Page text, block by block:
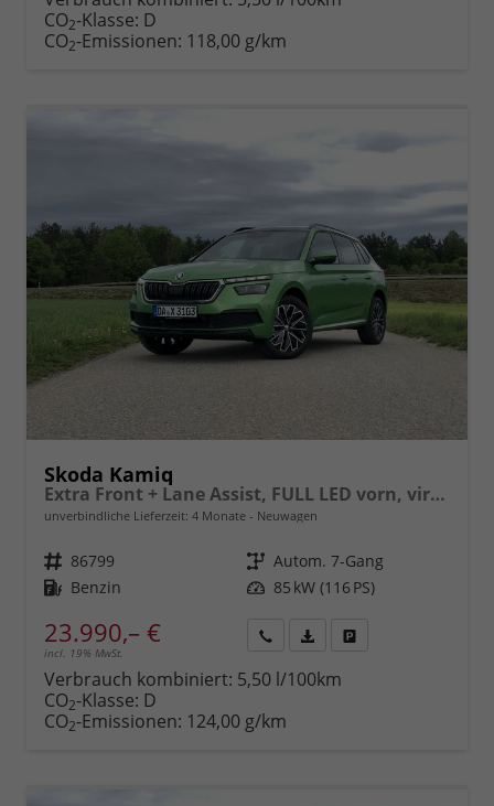
CO2-Klasse: D
CO2-Emissionen: 118,00 g/km
Skoda Kamiq
Extra Front + Lane Assist, FULL LED vorn, virtuelles Cockpit, manuelle Klima, Parksensoren hinten, ISOFIX, el. Fensterheber vorn uvm.
unverbindliche Lieferzeit: 4 Monate Neuwagen
Fahrzeugnr. 86799 Getriebe Autom. 7-Gang
Kraftstoff Benzin Leistung 85 kW (116 PS)
23.990,– €
incl. 19% MwSt.
anfordern
Datei,
Verbrauch kombiniert: 5,50 l/100km
CO2-Klasse: D
CO2-Emissionen: 124,00 g/km